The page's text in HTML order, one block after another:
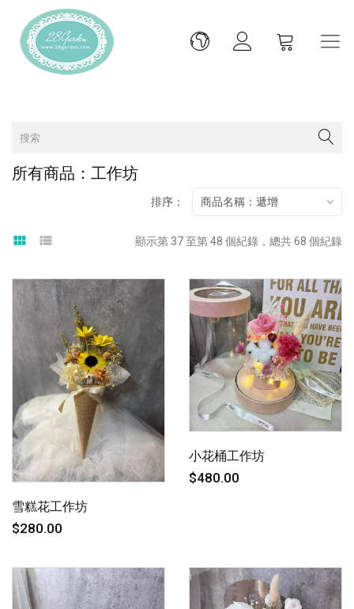
所有商品：工作坊
view_module view_list 顯示第 37 至第 48 個紀錄，總共 68 個紀錄
排序： 商品名稱：遞增
雪糕花工作坊
$280.00
小花桶工作坊
$480.00